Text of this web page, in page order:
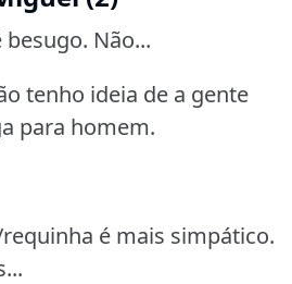
besugo. Não...
tenho ideia de a gente
para homem.
é mais simpático.